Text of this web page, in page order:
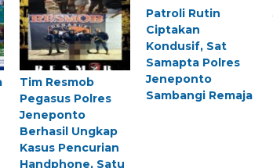
Tim Resmob
Pegasus Polres
Jeneponto
Berhasil Ungkap
Kasus Pencurian
Handphone, Satu
Patroli Rutin
Ciptakan
Kondusif, Sat
Samapta Polres
Jeneponto
Sambangi Remaja